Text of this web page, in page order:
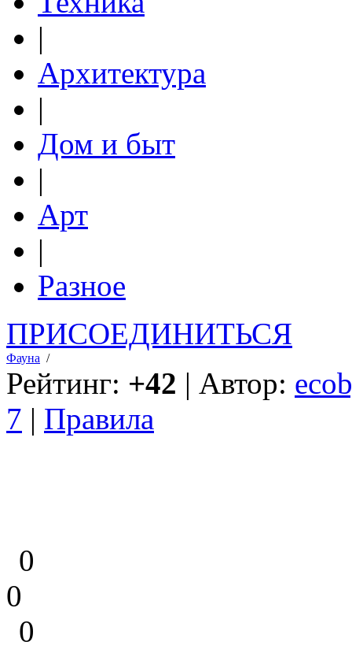
|
Архитектура
|
Дом и быт
|
Арт
|
Разное
ПРИСОЕДИНИТЬСЯ
Фауна /
Рейтинг: +42 | Автор:
7 | Правила
0
0
0